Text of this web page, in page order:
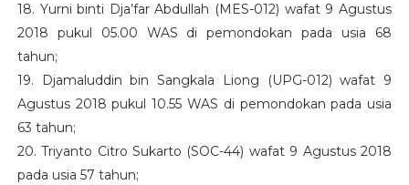
18. Yurni binti Dja’far Abdullah (MES-012) wafat 9 Agustus
2018 pukul 05.00 WAS di pemondokan pada usia 68
tahun;
19. Djamaluddin bin Sangkala Liong (UPG-012) wafat 9
Agustus 2018 pukul 10.55 WAS di pemondokan pada usia
63 tahun;
20. Triyanto Citro Sukarto (SOC-44) wafat 9 Agustus 2018
pada usia 57 tahun;